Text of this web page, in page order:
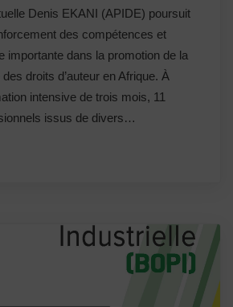
Denis EKANI (APIDE) poursuit
des compétences et
importante dans la promotion de la
droits d’auteur en Afrique. À
intensive de trois mois, 11
issus de divers…